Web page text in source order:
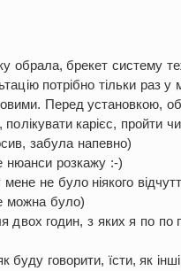
обрала, брекет систему
потрібно тільки раз у
Перед установкою,
карієс, пройти
забула напевно)
нюанси розкажу :-)
не було ніякого
можна було)
двох годин, з яких я по по
говорити, їсти, як